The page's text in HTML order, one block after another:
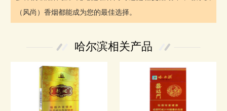
（风尚）香烟都能成为您的最佳选择。
哈尔滨相关产品